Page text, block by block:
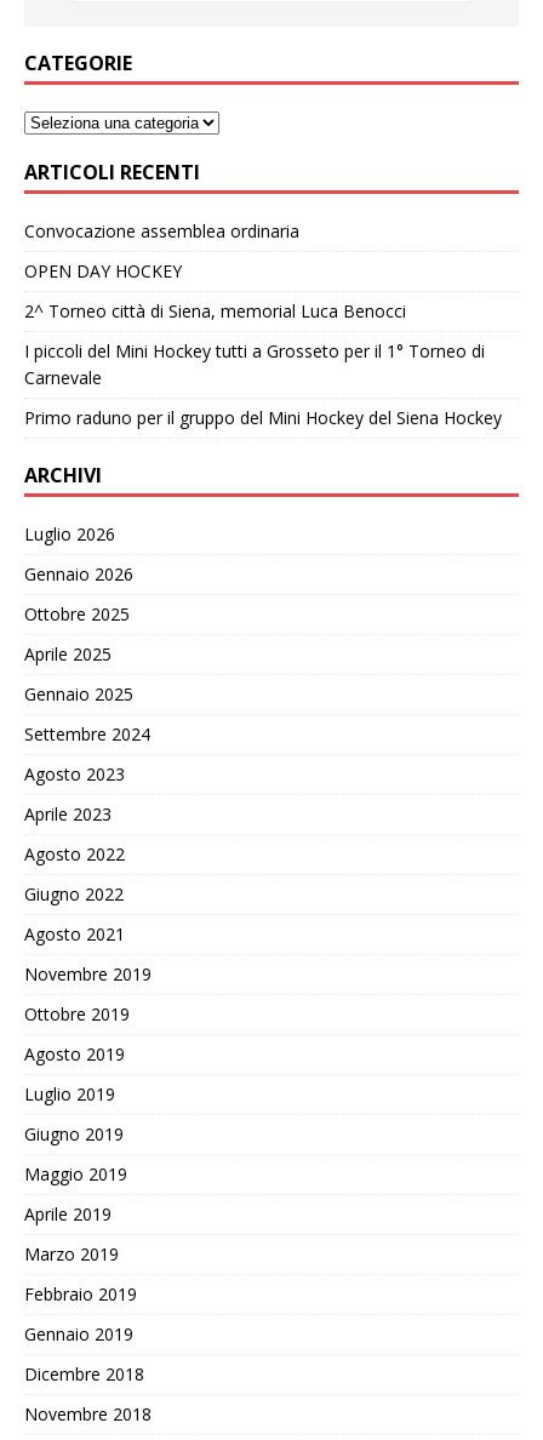
CATEGORIE
ARTICOLI RECENTI
Convocazione assemblea ordinaria
OPEN DAY HOCKEY
2^ Torneo città di Siena, memorial Luca Benocci
I piccoli del Mini Hockey tutti a Grosseto per il 1° Torneo di
Carnevale
Primo raduno per il gruppo del Mini Hockey del Siena Hockey
ARCHIVI
Luglio 2026
Gennaio 2026
Ottobre 2025
Aprile 2025
Gennaio 2025
Settembre 2024
Agosto 2023
Aprile 2023
Agosto 2022
Giugno 2022
Agosto 2021
Novembre 2019
Ottobre 2019
Agosto 2019
Luglio 2019
Giugno 2019
Maggio 2019
Aprile 2019
Marzo 2019
Febbraio 2019
Gennaio 2019
Dicembre 2018
Novembre 2018